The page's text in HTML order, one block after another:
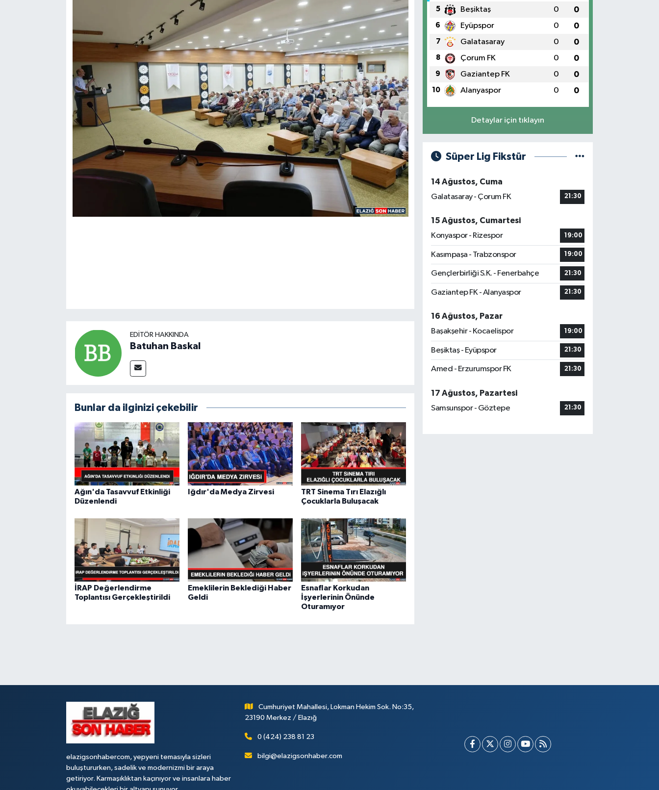
EDITÖR HAKKINDA
Batuhan Baskal
Bunlar da ilginizi çekebilir
Ağın'da Tasavvuf Etkinliği
Düzenlendi
Iğdır'da Medya Zirvesi
TRT Sinema Tırı Elazığlı
Çocuklarla Buluşacak
İRAP Değerlendirme
Toplantısı Gerçekleştirildi
Emeklilerin Beklediği Haber
Geldi
Esnaflar Korkudan
İşyerlerinin Önünde
Oturamıyor
5 Beşiktaş 0 0
6 Eyüpspor 0 0
7 Galatasaray 0 0
8 Çorum FK 0 0
9 Gaziantep FK 0 0
10 Alanyaspor 0 0
Detaylar için tıklayın
Süper Lig Fikstür
14 Ağustos, Cuma
Galatasaray - Çorum FK
21:30
15 Ağustos, Cumartesi
Konyaspor - Rizespor
19:00
Kasımpaşa - Trabzonspor 19:00
Gençlerbirliği S.K. - Fenerbahçe 21:30
Gaziantep FK - Alanyaspor 21:30
16 Ağustos, Pazar
Başakşehir - Kocaelispor
19:00
Beşiktaş - Eyüpspor 21:30
Amed - Erzurumspor FK 21:30
17 Ağustos, Pazartesi
Samsunspor - Göztepe
21:30
elazigsonhabercom, yepyeni temasıyla sizleri
buluştururken, sadelik ve modernizmi bir araya
getiriyor. Karmaşıklıktan kaçınıyor ve insanlara haber
Cumhuriyet Mahallesi, Lokman Hekim Sok. No:35,
23190 Merkez / Elazığ
0 (424) 238 81 23
bilgi@elazigsonhaber.com